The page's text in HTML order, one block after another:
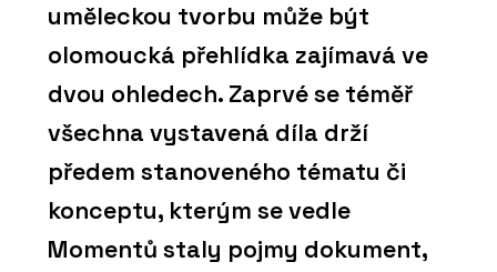
uměleckou tvorbu může být
olomoucká přehlídka zajímavá ve
dvou ohledech. Zaprvé se téměř
všechna vystavená díla drží
předem stanoveného tématu či
konceptu, kterým se vedle
Momentů staly pojmy dokument,